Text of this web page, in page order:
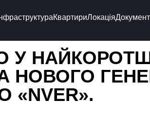
КвартириЛокація
У
НОВОГО